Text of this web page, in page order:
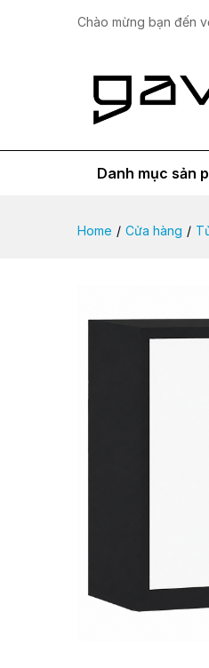
Chào mừng bạn đến
Danh mục sản
Home / Cửa hàng /
Mô tả sản